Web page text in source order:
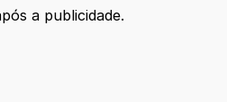
a publicidade.